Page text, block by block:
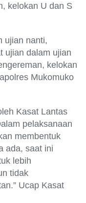
kelokan U dan S
ujian nanti,
ujian dalam ujian
kelokan
Mukomuko
Kasat Lantas
pelaksanaan
membentuk
ada, saat ini
lebih
tidak
Ucap Kasat